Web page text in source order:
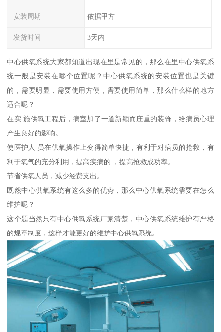
安装周期 依据甲方
发货时间 3天内
中心供氧系统大家都知道出现在里是常见的，那么在里中心供氧系
统一般是安装在哪个位置呢？中心供氧系统的安装位置也是关键
的，需要明显，需要使用方便，需要使用简单，那么什么样的地方
适合呢？
在实 施供氧工程后，病室加了一道新颖而庄重的装饰，给病员心理
产生良好的影响。
使医护人 员在供氧操作上变得简单快捷，有利于对病员的抢救，有
利于氧气的充分利用，提高疾病的 ，提高抢救成功率。
节省供氧人员，减少经费支出。
既然中心供氧系统有这么多的优势，那么中心供氧系统需要在怎么
维护呢？
这个题当然只有中心供氧系统厂家清楚，中心供氧系统维护有严格
的规章制度，这样才能更好的维护中心供氧系统。